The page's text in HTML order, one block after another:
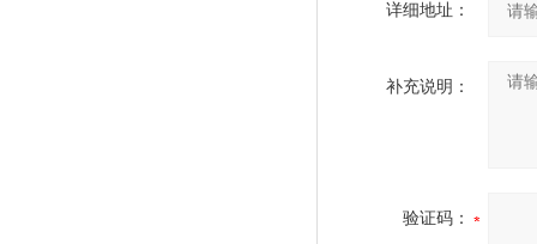
详细地址：
补充说明：
验证码：